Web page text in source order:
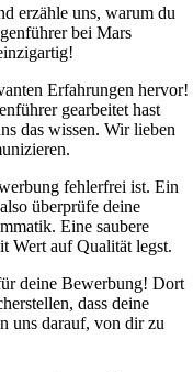
erzähle uns, warum du
bei Mars
Erfahrungen hervor!
gearbeitet hast
das wissen. Wir lieben
fehlerfrei ist. Ein
überprüfe deine
Eine saubere
Wert auf Qualität legst.
deine Bewerbung! Dort
dass deine
uns darauf, von dir zu